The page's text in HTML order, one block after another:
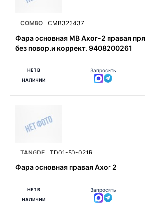
COMBO CMB323437
Фара основная MB Axor-2 правая
без повор.и коррект. 9408200261
НЕТ В
НАЛИЧИИ
Запросить
TANGDE TD01-50-021R
Фара основная правая Axor 2
НЕТ В
НАЛИЧИИ
Запросить